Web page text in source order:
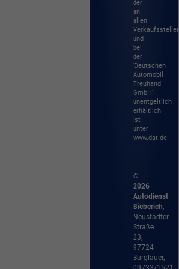
der
an
allen
Verkaufsstellen
und
bei
der
'Deutschen
Automobil
Treuhand
GmbH'
unentgeltlich
erhältlich
ist
unter
www.dat.de.
©
2026
Autodienst
Bieberich,
Neustädter
Straße
23,
97724
Burglauer,